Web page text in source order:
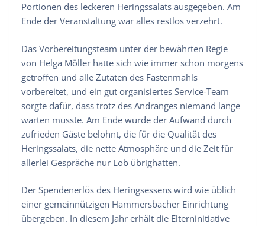
Portionen des leckeren Heringssalats ausgegeben. Am
Ende der Veranstaltung war alles restlos verzehrt.
Das Vorbereitungsteam unter der bewährten Regie
von Helga Möller hatte sich wie immer schon morgens
getroffen und alle Zutaten des Fastenmahls
vorbereitet, und ein gut organisiertes Service-Team
sorgte dafür, dass trotz des Andranges niemand lange
warten musste. Am Ende wurde der Aufwand durch
zufrieden Gäste belohnt, die für die Qualität des
Heringssalats, die nette Atmosphäre und die Zeit für
allerlei Gespräche nur Lob übrighatten.
Der Spendenerlös des Heringsessens wird wie üblich
einer gemeinnützigen Hammersbacher Einrichtung
übergeben. In diesem Jahr erhält die Elterninitiative